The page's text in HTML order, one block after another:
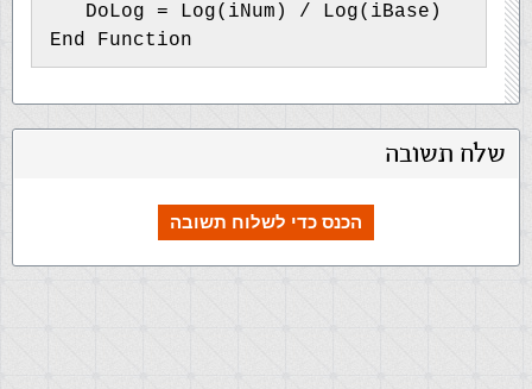
DoLog = Log(iNum) / Log(iBase)
End Function
שלח תשובה
הכנס כדי לשלוח תשובה